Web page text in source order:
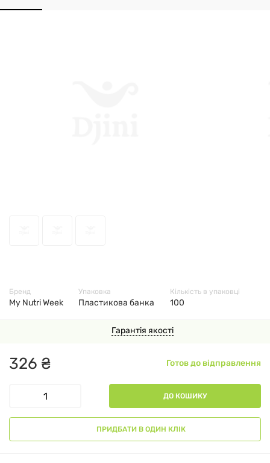
Гарантія якості
326 ₴ Готов до відправлення
ДО КОШИКУ
ПРИДБАТИ В ОДИН КЛІК
Бренд
My Nutri Week
Упаковка
Пластикова банка
Кількість в упаковці
100